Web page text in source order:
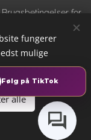
Brugsbetingelser for
Dansk
fungerer
mulige
alle
Følg på TikTok